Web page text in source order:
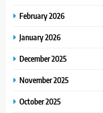
February 2026
January 2026
December 2025
November 2025
October 2025